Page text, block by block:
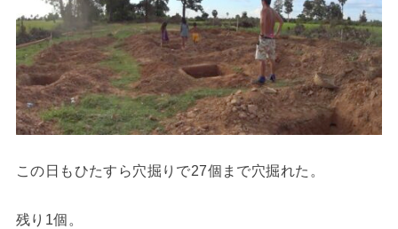
この日もひたすら穴掘りで27個まで穴掘れた。
残り1個。